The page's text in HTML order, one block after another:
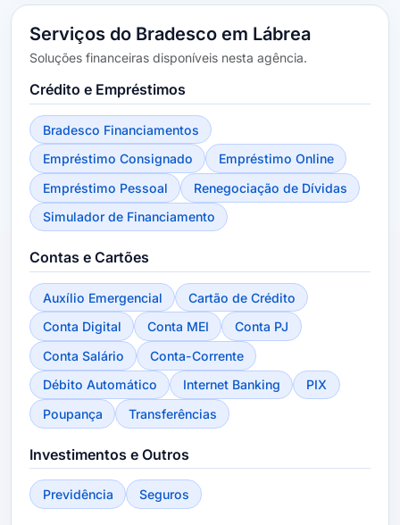
Serviços do Bradesco em Lábrea
Soluções financeiras disponíveis nesta agência.
Crédito e Empréstimos
Bradesco Financiamentos
Empréstimo Consignado
Empréstimo Online
Empréstimo Pessoal
Renegociação de Dívidas
Simulador de Financiamento
Contas e Cartões
Auxílio Emergencial
Cartão de Crédito
Conta Digital
Conta MEI
Conta PJ
Conta Salário
Conta-Corrente
Débito Automático
Internet Banking
PIX
Poupança
Transferências
Investimentos e Outros
Previdência Seguros